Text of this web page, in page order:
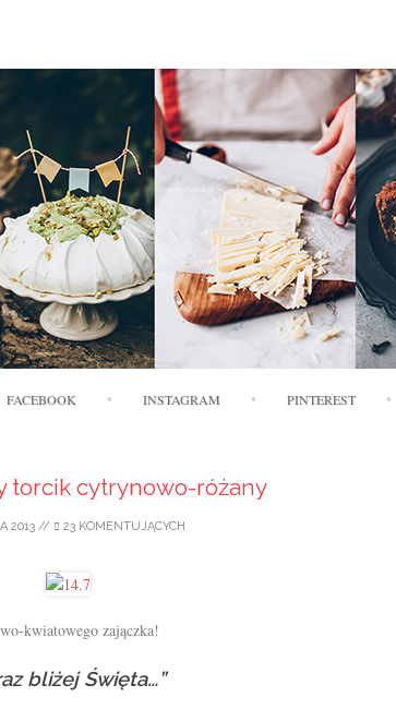
FACEBOOK INSTAGRAM PINTEREST
torcik cytrynowo-różany
2013 // 23 KOMENTUJĄCYCH
kwiatowego zajączka!
bliżej Święta…”